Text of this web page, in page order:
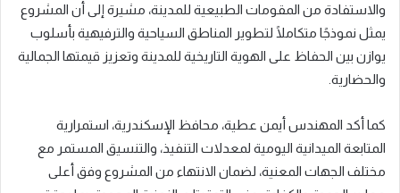
والاستفادة من المقومات الطبيعية للمدينة، مشيرة إلى أن المشروع
يمثل نموذجًا متكاملًا لتطوير المناطق السياحية والترفيهية بأسلوب
يوازن بين الحفاظ على الهوية التاريخية للمدينة وتعزيز قيمتها الجمالية
والحضارية.
كما أكد المهندس أيمن عطية، محافظ الإسكندرية، استمرارية
المتابعة الميدانية اليومية لمعدلات التنفيذ، والتنسيق المستمر مع
مختلف الجهات المعنية، لضمان الانتهاء من المشروع وفق أعلى